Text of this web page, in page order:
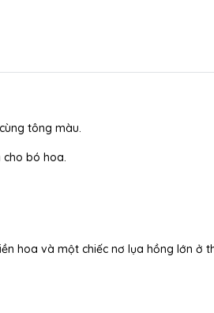
tông màu.
bó hoa.
hoa và một chiếc nơ lụa hồng lớn ở